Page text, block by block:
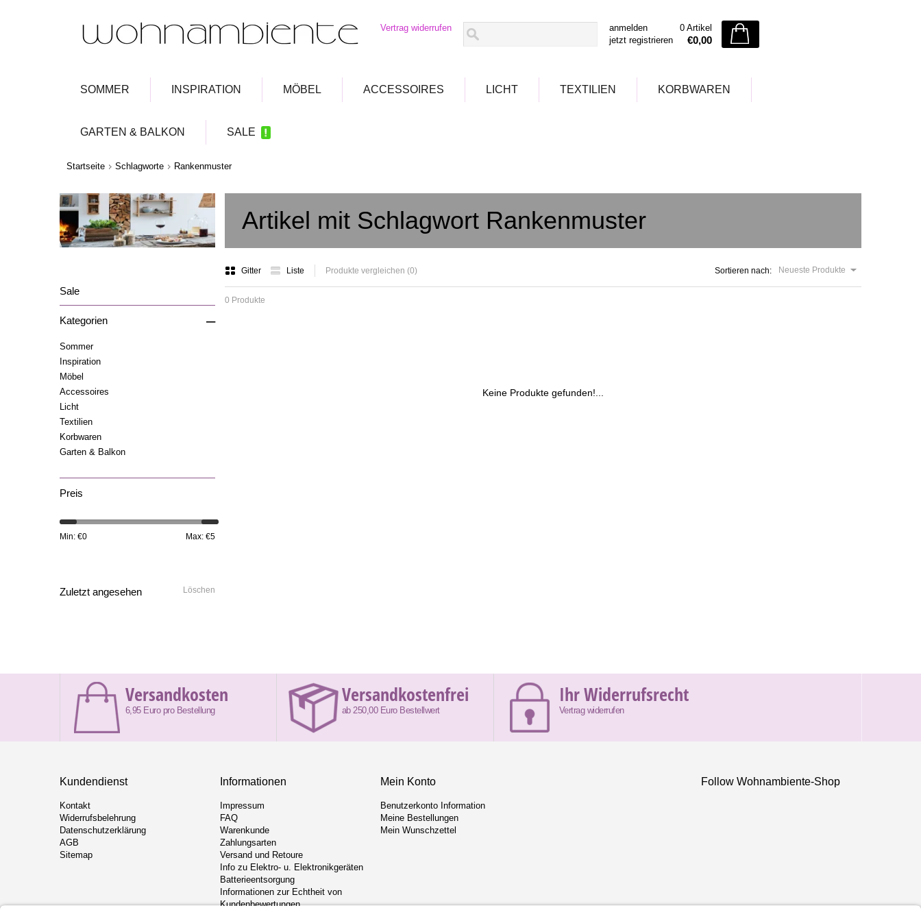
Vertrag widerrufen
anmelden
jetzt registrieren
0 Artikel
€0,00
SOMMER INSPIRATION MÖBEL ACCESSOIRES LICHT TEXTILIEN KORBWAREN
GARTEN & BALKON SALE
Startseite Schlagworte Rankenmuster
Artikel mit Schlagwort Rankenmuster
Gitter Liste Produkte vergleichen (0) Sortieren nach: Neueste Produkte
0 Produkte
Keine Produkte gefunden!...
Sale
Kategorien –
Sommer
Inspiration
Möbel
Accessoires
Licht
Textilien
Korbwaren
Garten & Balkon
Preis
Min: €0 Max: €5
Zuletzt angesehen Löschen
Versandkosten
6,95 Euro pro Bestellung
Versandkostenfrei
ab 250,00 Euro Bestellwert
Ihr Widerrufsrecht
Vertrag widerrufen
Kundendienst
Kontakt
Widerrufsbelehrung
Datenschutzerklärung
AGB
Sitemap
Informationen
Impressum
FAQ
Warenkunde
Zahlungsarten
Versand und Retoure
Info zu Elektro- u. Elektronikgeräten
Batterieentsorgung
Informationen zur Echtheit von
Kundenbewertungen
Mein Konto
Benutzerkonto Information
Meine Bestellungen
Mein Wunschzettel
Follow Wohnambiente-Shop